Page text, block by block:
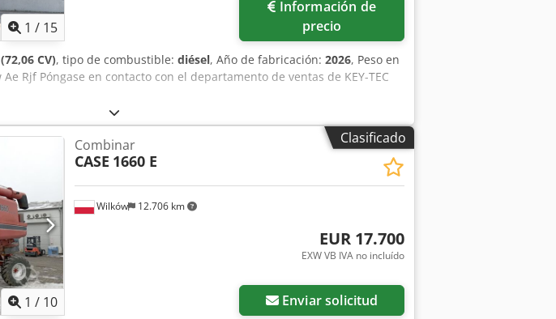
1 / 15
precio
CV), tipo de combustible: diésel, Año de fabricación: 2026, Peso en
Rjf Póngase en contacto con el departamento de ventas de KEY-TEC
Clasificado
1 / 10
Wilków 12.706 km
Combinar
CASE 1660 E
EUR 17.700
EXW VB IVA no incluído
Enviar solicitud